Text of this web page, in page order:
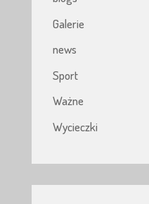
Galerie
news
Sport
Ważne
Wycieczki